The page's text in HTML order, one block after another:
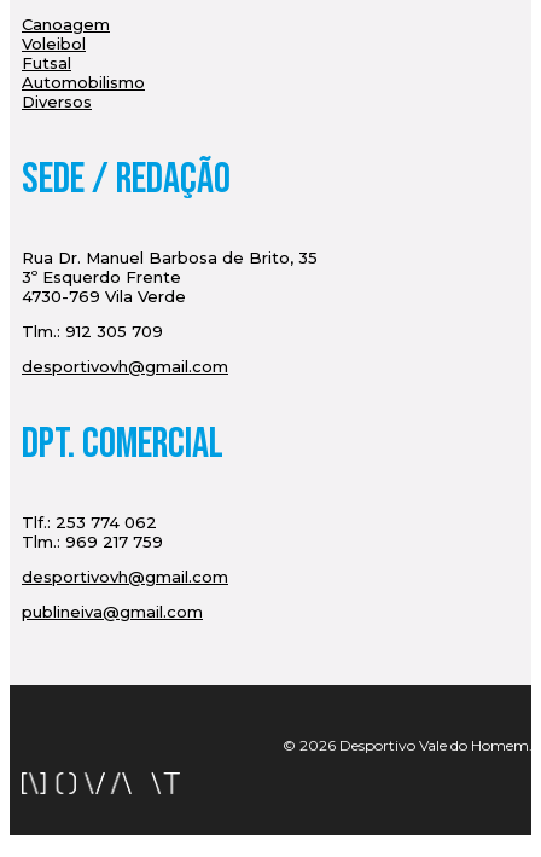
Canoagem
Voleibol
Futsal
Automobilismo
Diversos
Sede / Redação
Rua Dr. Manuel Barbosa de Brito, 35
3º Esquerdo Frente
4730-769 Vila Verde
Tlm.: 912 305 709
desportivovh@gmail.com
Dpt. Comercial
Tlf.: 253 774 062
Tlm.: 969 217 759
desportivovh@gmail.com
publineiva@gmail.com
© 2026 Desportivo Vale do Homem.